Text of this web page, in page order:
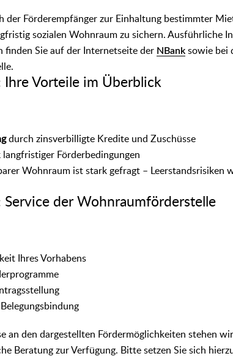
der Förderempfänger zur Einhaltung bestimmter
sozialen Wohnraum zu sichern. Ausführliche
finden Sie auf der Internetseite der NBank sowie bei
Ihre Vorteile im Überblick
durch zinsverbilligte Kredite und Zuschüsse
langfristiger Förderbedingungen
Wohnraum ist stark gefragt – Leerstandsrisiken
Service der Wohnraumförderstelle
Ihres Vorhabens
an den dargestellten Fördermöglichkeiten stehen
Beratung zur Verfügung. Bitte setzen Sie sich